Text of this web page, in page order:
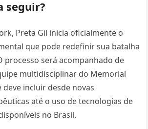
seguir?
Preta Gil inicia oficialmente o
que pode redefinir sua batalha
processo será acompanhado de
multidisciplinar do Memorial
deve incluir desde novas
até o uso de tecnologias de
no Brasil.